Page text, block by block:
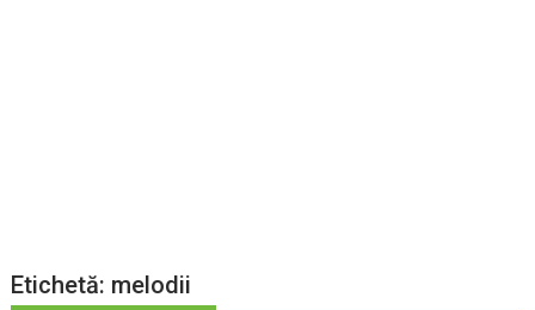
Etichetă: melodii